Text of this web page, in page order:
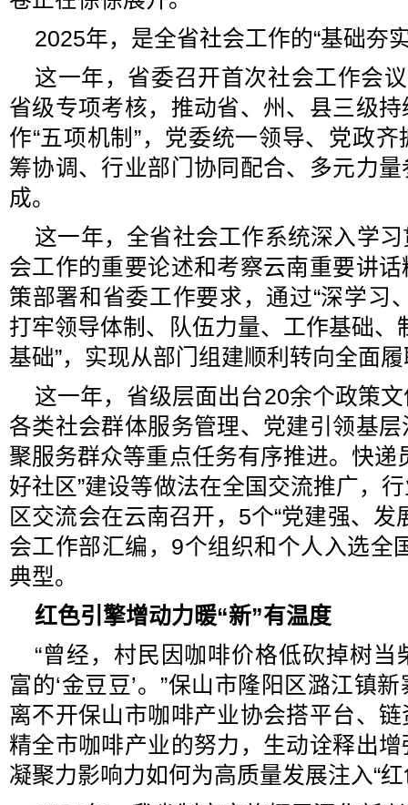
2025年，是全省社会工作的“基础夯
这一年，省委召开首次社会工作会
省级专项考核，推动省、州、县三级
作“五项机制”，党委统一领导、党政
筹协调、行业部门协同配合、多元力
成。
这一年，全省社会工作系统深入学
会工作的重要论述和考察云南重要讲
策部署和省委工作要求，通过“深学习
打牢领导体制、队伍力量、工作基础、
基础”，实现从部门组建顺利转向全面
这一年，省级层面出台20余个政策
各类社会群体服务管理、党建引领基
聚服务群众等重点任务有序推进。快递
好社区”建设等做法在全国交流推广，
区交流会在云南召开，5个“党建强、发
会工作部汇编，9个组织和个人入选全
典型。
红色引擎增动力暖“新”有温度
“曾经，村民因咖啡价格低砍掉树
富的‘金豆豆’。”保山市隆阳区潞江镇
离不开保山市咖啡产业协会搭平台、
精全市咖啡产业的努力，生动诠释出
凝聚力影响力如何为高质量发展注入“红